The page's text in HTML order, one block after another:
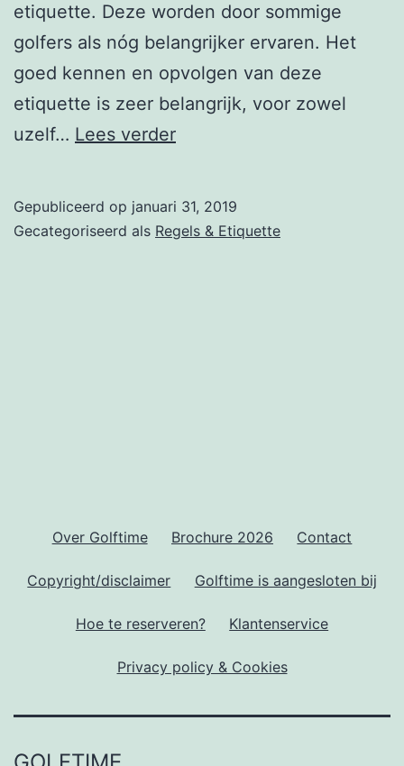
etiquette. Deze worden door sommige
golfers als nóg belangrijker ervaren. Het
goed kennen en opvolgen van deze
etiquette is zeer belangrijk, voor zowel
uzelf… Lees verderGolf
belangrijkste
Gepubliceerd op januari 31, 2019
Gecategoriseerd als Regels & Etiquette
Over Golftime Brochure 2026 Contact
Copyright/disclaimer Golftime is aangesloten bij
Hoe te reserveren? Klantenservice
Privacy policy & Cookies